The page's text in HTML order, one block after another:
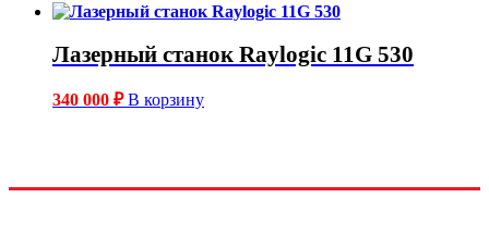
Лазерный станок Raylogic 11G 530
340 000 ₽ В корзину